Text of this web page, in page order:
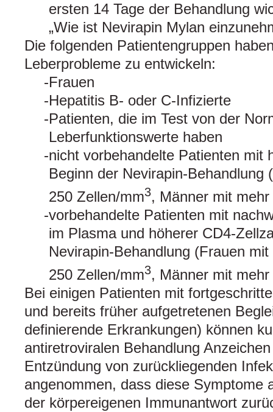
ersten 14 Tage der Behandlung
„Wie ist Nevirapin Mylan
Die folgenden Patientengruppen
Leberprobleme zu entwickeln:
Frauen
Hepatitis B- oder C-Infizierte
Patienten, die im Test von der
Leberfunktionswerte haben
nicht vorbehandelte Patienten mit
Beginn der Nevirapin-Behandlung
250 Zellen/mm3, Männer mit
vorbehandelte Patienten mit
im Plasma und höherer CD4-
Nevirapin-Behandlung (Frauen
250 Zellen/mm3, Männer mit
Bei einigen Patienten mit
und bereits früher aufgetretenen
definierende Erkrankungen) können
antiretroviralen Behandlung
Entzündung von zurückliegenden
angenommen, dass diese Symptome
der körpereigenen Immunantwort